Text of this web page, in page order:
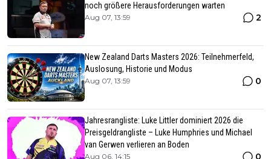
noch größere Herausforderungen warten
Aug 07, 13:59 2
New Zealand Darts Masters 2026: Teilnehmerfeld,
Auslosung, Historie und Modus
Aug 07, 13:59 0
Jahresrangliste: Luke Littler dominiert 2026 die
Preisgeldrangliste – Luke Humphries und Michael
van Gerwen verlieren an Boden
Aug 06, 14:15 0